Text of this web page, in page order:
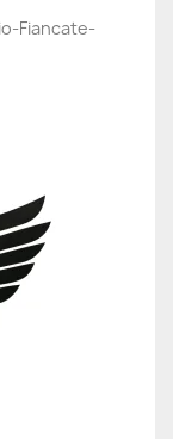
Fiancate-